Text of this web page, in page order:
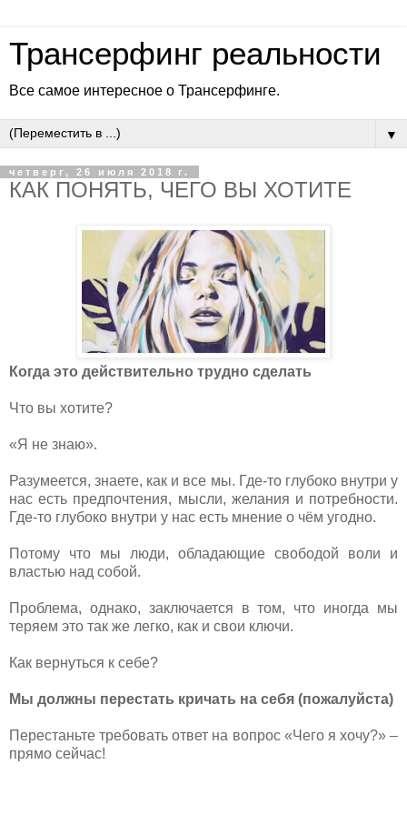
Трансерфинг реальности
Все самое интересное о Трансерфинге.
▼
четверг, 26 июля 2018 г.
КАК ПОНЯТЬ, ЧЕГО ВЫ ХОТИТЕ
Когда это действительно трудно сделать
Что вы хотите?
«Я не знаю».
Разумеется, знаете, как и все мы. Где-то глубоко внутри у
нас есть предпочтения, мысли, желания и потребности.
Где-то глубоко внутри у нас есть мнение о чём угодно.
Потому что мы люди, обладающие свободой воли и
властью над собой.
Проблема, однако, заключается в том, что иногда мы
теряем это так же легко, как и свои ключи.
Как вернуться к себе?
Мы должны перестать кричать на себя (пожалуйста)
Перестаньте требовать ответ на вопрос «Чего я хочу?» –
прямо сейчас!